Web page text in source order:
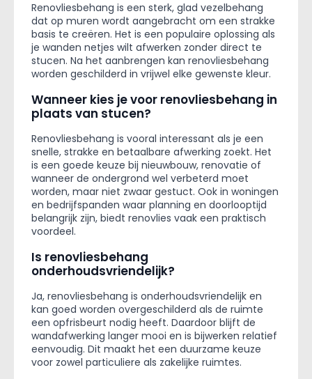
Renovliesbehang is een sterk, glad vezelbehang
dat op muren wordt aangebracht om een strakke
basis te creëren. Het is een populaire oplossing als
je wanden netjes wilt afwerken zonder direct te
stucen. Na het aanbrengen kan renovliesbehang
worden geschilderd in vrijwel elke gewenste kleur.
Wanneer kies je voor renovliesbehang in
plaats van stucen?
Renovliesbehang is vooral interessant als je een
snelle, strakke en betaalbare afwerking zoekt. Het
is een goede keuze bij nieuwbouw, renovatie of
wanneer de ondergrond wel verbeterd moet
worden, maar niet zwaar gestuct. Ook in woningen
en bedrijfspanden waar planning en doorlooptijd
belangrijk zijn, biedt renovlies vaak een praktisch
voordeel.
Is renovliesbehang
onderhoudsvriendelijk?
Ja, renovliesbehang is onderhoudsvriendelijk en
kan goed worden overgeschilderd als de ruimte
een opfrisbeurt nodig heeft. Daardoor blijft de
wandafwerking langer mooi en is bijwerken relatief
eenvoudig. Dit maakt het een duurzame keuze
voor zowel particuliere als zakelijke ruimtes.